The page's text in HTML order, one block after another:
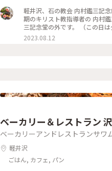
軽井沢、石の教会 内村鑑三記
期のキリスト教指導者の 内村
三記念堂の外です。 （この日
敵でした✨） 独特のフォルム
スは女性を 象徴しているそう
2023.08.12
ベーカリー＆レストラン
ベーカリーアンドレストランサワ
軽井沢
ごはん, カフェ, パン